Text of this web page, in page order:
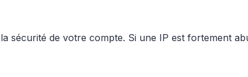
sécurité de votre compte. Si une IP est fortement